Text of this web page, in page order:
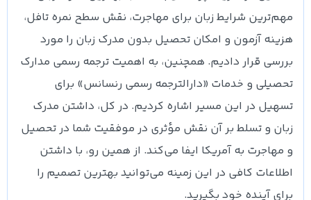
مهم‌ترین شرایط زبان برای مهاجرت، نقش سطح نمره تافل،
هزینه آزمون و امکان تحصیل بدون مدرک زبان را مورد
بررسی قرار دادیم. همچنین، به اهمیت ترجمه رسمی مدارک
تحصیلی و خدمات «دارالترجمه رسمی رنسانس» برای
تسهیل در این مسیر اشاره کردیم. در کل، داشتن مدرک
زبان و تسلط بر آن نقش مؤثری در موفقیت شما در تحصیل
و مهاجرت به آمریکا ایفا می‌کند. از همین رو، با داشتن
اطلاعات کافی در این زمینه می‌توانید بهترین تصمیم را
برای آینده خود بگیرید.